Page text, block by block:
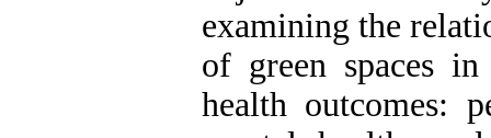
examining the
of green spaces
health outcomes: